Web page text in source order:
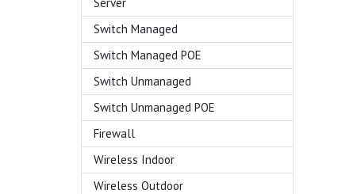
Switch Managed
Switch Managed POE
Switch Unmanaged
Switch Unmanaged POE
Firewall
Wireless Indoor
Wireless Outdoor